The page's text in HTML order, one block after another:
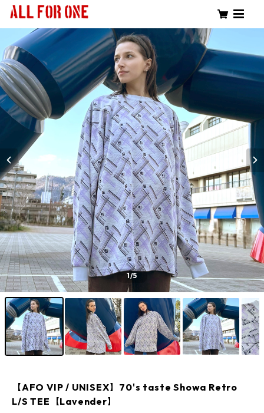
1/5
【AFO VIP / UNISEX】70's taste Showa Retro
L/S TEE【Lavender】